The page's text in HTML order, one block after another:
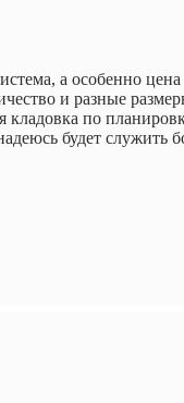
а особенно
и разные
кладовка по
будет служить